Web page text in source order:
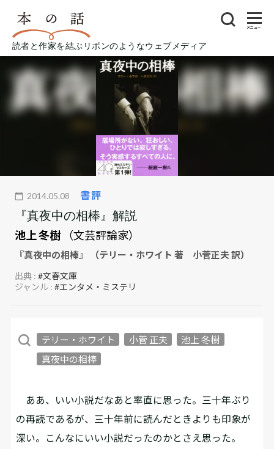
読者と作家を結ぶリボンのようなウェブメディア
メニュー
2014.05.08 書評
『真夜中の相棒』解説
池上 冬樹
（文芸評論家）
『真夜中の相棒』 （テリー・ホワイト 著 小菅正夫 訳）
出典 :#文春文庫
ジャンル :#エンタメ・ミステリ
テリー・ホワイト 小菅 正夫
池上 冬樹
真夜中の相棒
ああ、いい小説だなあと率直に思った。三十年ぶり
の再読であるが、三十年前に読んだときよりも印象が
深い。こんなにいい小説だったのかとさえ思った。